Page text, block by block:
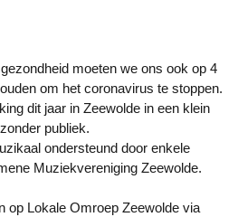
moeten we ons ook op 4
om het coronavirus te stoppen.
dit jaar in Zeewolde in een klein
publiek.
ondersteund door enkele
Muziekvereniging Zeewolde.
op Lokale Omroep Zeewolde via